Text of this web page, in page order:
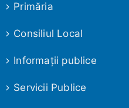
Primăria
Consiliul Local
Informaţii publice
Servicii Publice